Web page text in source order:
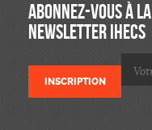
ABONNEZ-VOUS À LA
NEWSLETTER IHECS